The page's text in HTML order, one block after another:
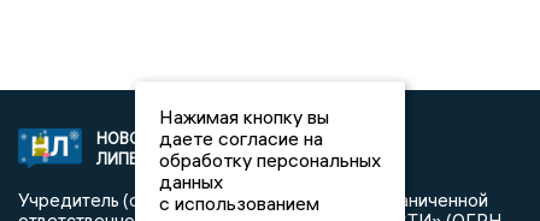
НОВОСТИ
ЛИПЕЦКА
2021 © NEWSLIPETSK.RU | СИ
«Новости Липецка»
Учредитель (соучредители): Общество с ограниченной
Нажимая кнопку вы
даете согласие на
обработку персональных
данных
с использованием